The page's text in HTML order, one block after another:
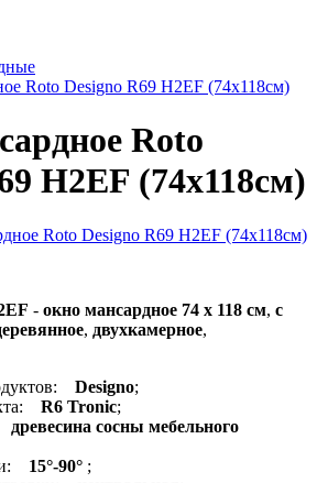
Roto Designo R69 H2EF (74x118см)
Roto
H2EF (74x118см)
- окно мансардное 74 x 118 см, с
, двухкамерное,
Designo;
R6 Tronic;
древесина сосны мебельного
15°-90° ;